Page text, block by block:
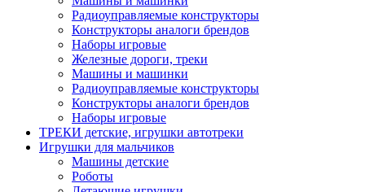
Радиоуправляемые конструкторы
Конструкторы аналоги брендов
Наборы игровые
Железные дороги, треки
Машины и машинки
Радиоуправляемые конструкторы
Конструкторы аналоги брендов
Наборы игровые
ТРЕКИ детские, игрушки автотреки
Игрушки для мальчиков
Машины детские
Роботы